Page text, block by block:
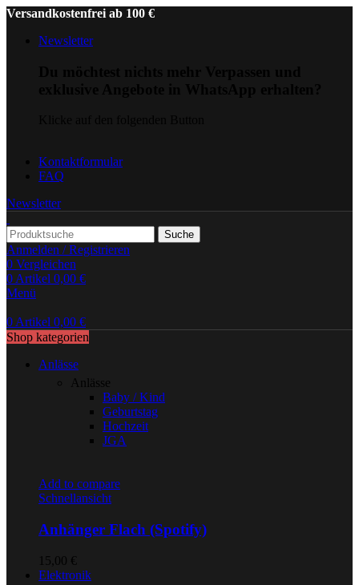
Versandkostenfrei ab 100 €
Newsletter
Kontaktformular
FAQ
Newsletter
Suche
Anmelden / Registrieren
0 Vergleichen
0Artikel 0,00 €
Menü
0Artikel 0,00 €
Shop kategorien
Anlässe
Anlässe
Baby / Kind
Geburtstag
Hochzeit
JGA
Add to compare
Schnellansicht
Anhänger Flach (Spotify)
15,00 €
Elektronik